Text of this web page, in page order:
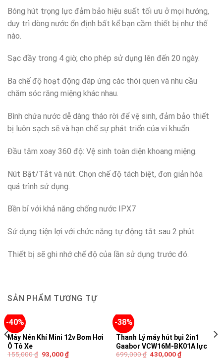
Bóng hút trọng lực đảm bảo hiệu suất tối ưu ở mọi hướng,
duy trì dòng nước ổn định bất kể bạn cầm thiết bị như thế
nào.
Sạc đầy trong 4 giờ, cho phép sử dụng lên đến 20 ngày.
Ba chế độ hoạt động đáp ứng các thói quen và nhu cầu
chăm sóc răng miệng khác nhau.
Bình chứa nước dễ dàng tháo rời để vệ sinh, đảm bảo thiết
bị luôn sạch sẽ và hạn chế sự phát triển của vi khuẩn.
Đầu tăm xoay 360 độ: Vệ sinh toàn diện khoang miệng.
Nút Bật/Tắt và nút. Chọn chế độ tách biệt, đơn giản hóa
quá trình sử dụng.
Bền bỉ với khả năng chống nước IPX7
Sử dụng tiện lợi với chức năng tự động tắt sau 2 phút
Thiết bị sẽ ghi nhớ chế độ của lần sử dụng trước đó.
SẢN PHẨM TƯƠNG TỰ
-40%
HẾT HÀNG
Máy Nén Khí Mini 12v Bơm Hơi
Ô Tô Xe
155,000₫ 93,000₫
-38%
HẾT HÀNG
Thanh Lý máy hút bụi 2in1
Gaabor VCW16M-BK01A lực
hút siêu mạnh
699,000₫ 430,000₫